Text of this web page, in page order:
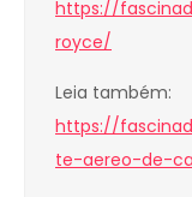
https://
royce/
Leia também:
https://
te-aereo-de-